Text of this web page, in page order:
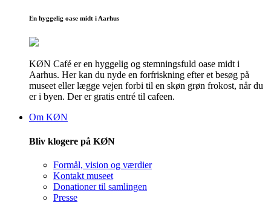
En hyggelig oase midt i Aarhus
KØN Café er en hyggelig og stemningsfuld oase midt i
Aarhus. Her kan du nyde en forfriskning efter et besøg på
museet eller lægge vejen forbi til en skøn grøn frokost, når du
er i byen. Der er gratis entré til cafeen.
Om KØN
Bliv klogere på KØN
Formål, vision og værdier
Kontakt museet
Donationer til samlingen
Presse